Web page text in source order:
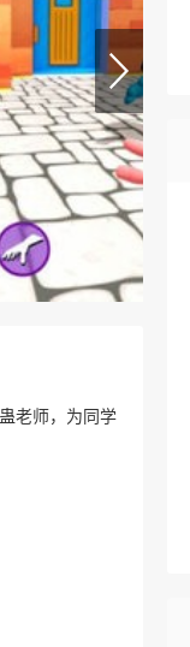
老师，为同学